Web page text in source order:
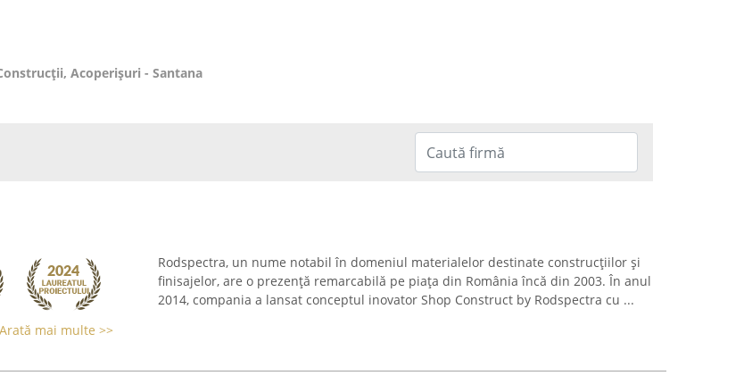
Acoperișuri - Santana
Arată mai multe >>
Rodspectra, un nume notabil în domeniul materialelor destinate construcțiilor și
finisajelor, are o prezență remarcabilă pe piața din România încă din 2003. În anul
2014, compania a lansat conceptul inovator Shop Construct by Rodspectra cu ...